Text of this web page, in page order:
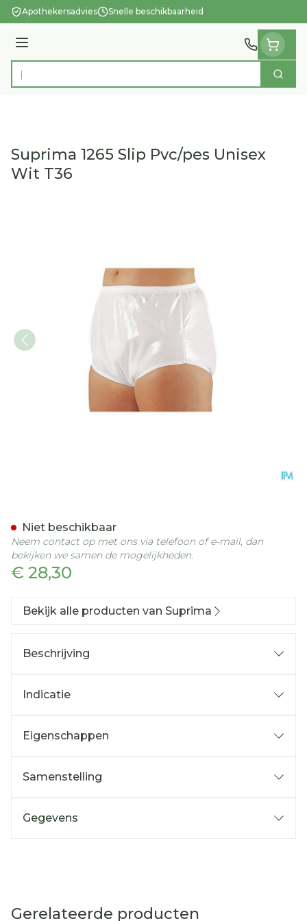
Ga naar de inhoud
Apothekersadvies Snelle beschikbaarheid
Menu
Product, merk, categorie... Zoek
Suprima 1265 Slip Pvc/pes Unisex
Wit T36
€ 28,30
Niet beschikbaar
Neem contact op met ons via telefoon of e-mail, dan
bekijken we samen de mogelijkheden.
Bekijk alle producten van Suprima
Beschrijving
Indicatie
Eigenschappen
Samenstelling
Gegevens
Gerelateerde producten